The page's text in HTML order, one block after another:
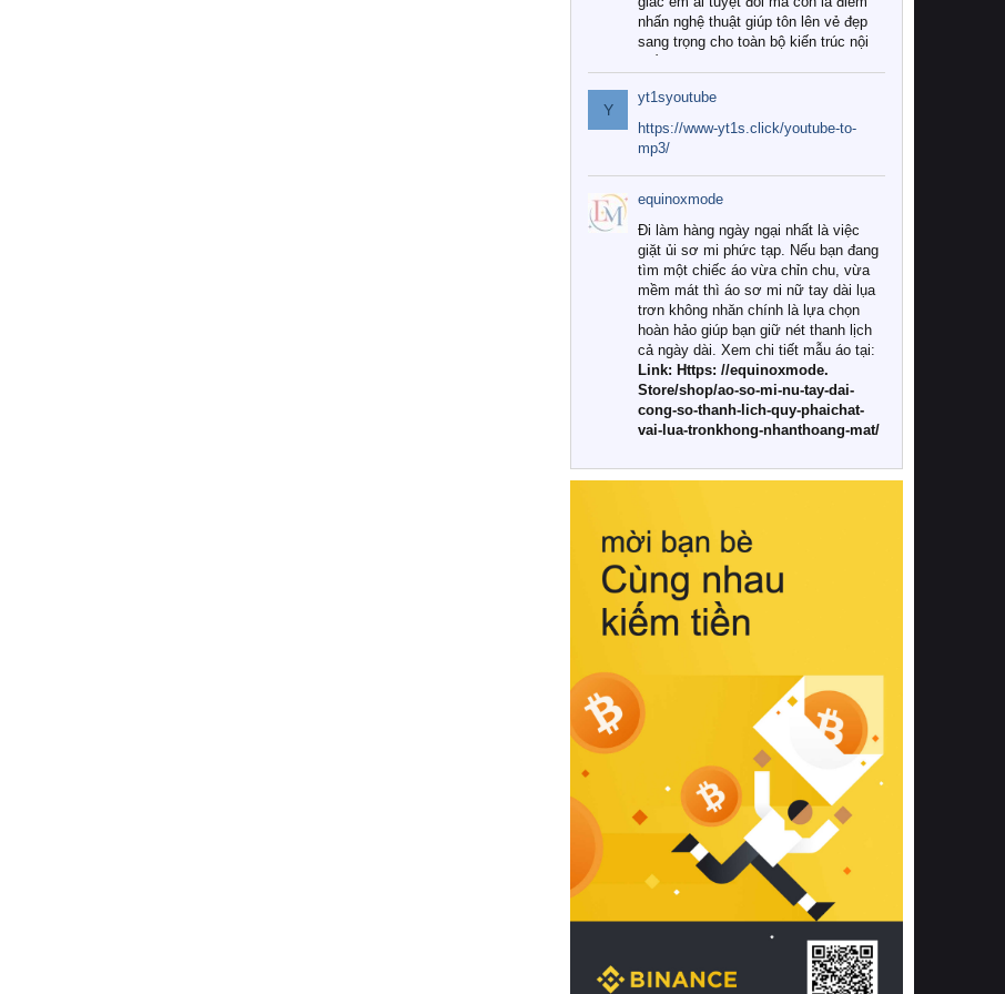
nhấn nghệ thuật giúp tôn lên vẻ đẹp
sang trọng cho toàn bộ kiến trúc nội
Tuy nhiên, giữa thị trường đa dạng
với vô vàn thương hiệu và mẫu mã
như hiện nay, làm thế nào để chọn
được những bộ chăn ga gối đệm cao
cấp thực sự chất lượng, phù hợp với
khí hậu và nhu cầu sử dụng của gia
đình? Hãy cùng chúng tôi đi tìm lời
giải đáp chi tiết qua bài viết dưới đây.
1. Tại sao các gia đình hiện đại lại ưa
chuộng chăn ga gối đệm cao cấp?
Khác với các dòng sản phẩm thông
thường, những bộ chăn ga gối đệm
cao cấp trải qua quy trình sản xuất
nghiêm ngặt từ khâu chọn lọc nguyên
liệu tự nhiên đến công nghệ dệt
nhuộm hiện đại không chứa hóa chất
này, bạn sẽ cảm nhận rõ rệt sự khác
hồi chuẩn xác của phần đệm nâng đỡ
cột sống.
Bên cạnh đó, việc lựa chọn các dòng
sản phẩm đạt chuẩn chất lượng quốc
tế còn giúp ngăn ngừa tình trạng kích
khuẩn và nấm mốc trong điều kiện
thời tiết nóng ẩm. Bạn có thể tìm hiểu
thêm các nghiên cứu khoa học về tác
động của giấc ngủ và môi trường
phòng ngủ đối với sức khỏe con
người tại Sleep Foundation (External
Link) để có cái nhìn toàn diện hơn.
2. Các tiêu chí vàng khi lựa chọn
chăn ga gối đệm cao cấp cho phòng
ngủ
Để sở hữu một bộ chăn ga gối đệm
cao cấp hoàn hảo cả về thẩm mỹ lẫn
công năng, người tiêu dùng cần cân
nhắc kỹ lưỡng các tiêu chí quan trọng
Y
yt1syoutube
https://www-yt1s.click/youtube-to-
mp3/
equinoxmode
Đi làm hàng ngày ngại nhất là việc
giặt ủi sơ mi phức tạp. Nếu bạn đang
tìm một chiếc áo vừa chỉn chu, vừa
mềm mát thì áo sơ mi nữ tay dài lụa
trơn không nhăn chính là lựa chọn
hoàn hảo giúp bạn giữ nét thanh lịch
cả ngày dài. Xem chi tiết mẫu áo tại:
Link: Https: //equinoxmode.
Store/shop/ao-so-mi-nu-tay-dai-
cong-so-thanh-lich-quy-phaichat-
vai-lua-tronkhong-nhanthoang-mat/